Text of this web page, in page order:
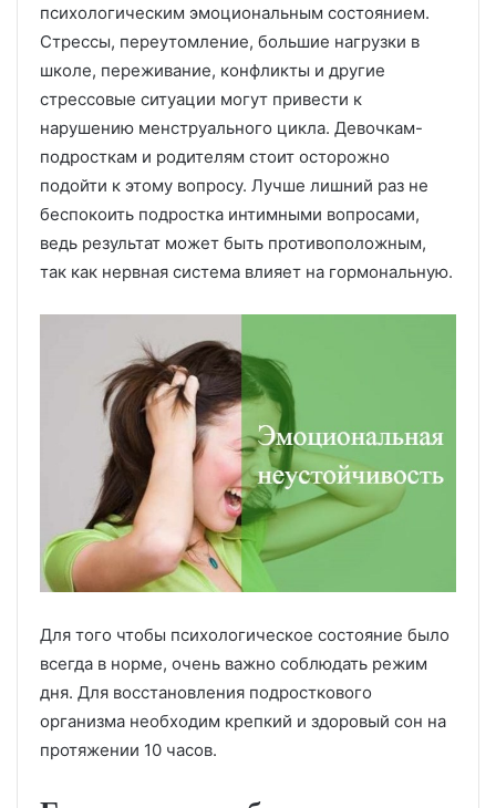
психологическим эмоциональным состоянием.
Стрессы, переутомление, большие нагрузки в
школе, переживание, конфликты и другие
стрессовые ситуации могут привести к
нарушению менструального цикла. Девочкам-
подросткам и родителям стоит осторожно
подойти к этому вопросу. Лучше лишний раз не
беспокоить подростка интимными вопросами,
ведь результат может быть противоположным,
так как нервная система влияет на гормональную.
Для того чтобы психологическое состояние было
всегда в норме, очень важно соблюдать режим
дня. Для восстановления подросткового
организма необходим крепкий и здоровый сон на
протяжении 10 часов.